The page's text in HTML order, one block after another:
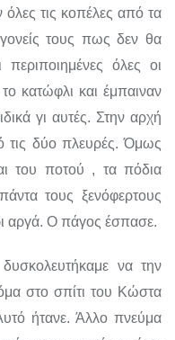
τις κοπέλες από τα
γονείς τους πως δεν θα
περιποιημένες όλες οι
κατώφλι και έμπαιναν
γι αυτές. Στην αρχή
τις δύο πλευρές. Όμως
του ποτού , τα πόδια
τους ξενόφερτους
αργά. Ο πάγος έσπασε.
να την
στο σπίτι του Κώστα
ήτανε. Άλλο πνεύμα